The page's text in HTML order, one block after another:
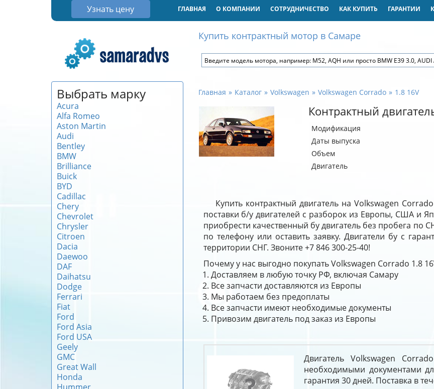
Узнать цену ГЛАВНАЯ О КОМПАНИИ СОТРУДНИЧЕСТВО КАК КУПИТЬ ГАРАНТИИ
Купить контрактный мотор в Самаре
Выбрать марку
Acura
Alfa Romeo
Aston Martin
Audi
Bentley
BMW
Brilliance
Buick
BYD
Cadillac
Chery
Chevrolet
Chrysler
Citroen
Dacia
Daewoo
DAF
Daihatsu
Dodge
Ferrari
Fiat
Ford
Ford Asia
Ford USA
Geely
GMC
Great Wall
Honda
Главная Каталог Volkswagen Volkswagen Corrado 1.8 16V
Контрактный
Модификация
Даты выпуска
Объем
Двигатель
Купить контрактный двигатель на Volkswagen
поставки б/у двигателей с разборок из Европы, США и
приобрести качественный бу двигатель без пробега
по телефону или оставить заявку. Двигатели бу с
территории СНГ. Звоните +7 846 300-25-40!
Почему у нас выгодно покупать Volkswagen Corrado 1.8
Доставляем в любую точку РФ, включая Самару
Все запчасти доставляются из Европы
Мы работаем без предоплаты
Все запчасти имеют необходимые документы
Привозим двигатель под заказ из Европы
Двигатель Volkswagen
необходимыми документами
гарантия 30 дней. Поставка в